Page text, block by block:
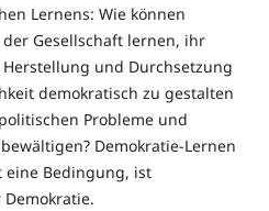
Lernens: Wie können
Gesellschaft lernen, ihr
und Durchsetzung
demokratisch zu gestalten
Probleme und
Demokratie-Lernen
eine Bedingung, ist